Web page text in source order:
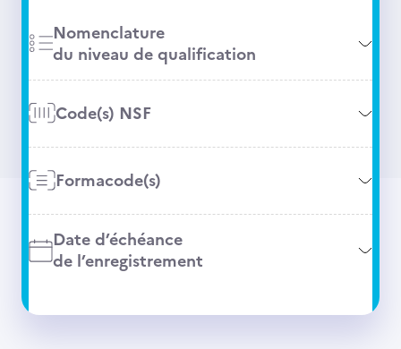
Nomenclature
du niveau de qualification
Code(s) NSF
Formacode(s)
Date d’échéance
de l’enregistrement